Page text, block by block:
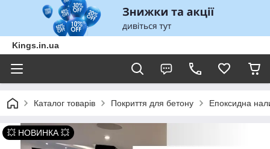
Kings.in.ua
Каталог товарів Покриття для бетону Епоксидна
💥 НОВИНКА 💥